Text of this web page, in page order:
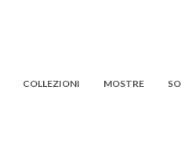
COLLEZIONI MOSTRE